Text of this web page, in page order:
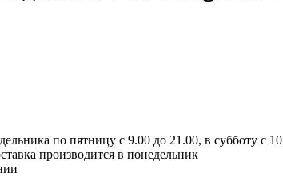
по пятницу с 9.00 до 21.00, в субботу с
производится в понедельник